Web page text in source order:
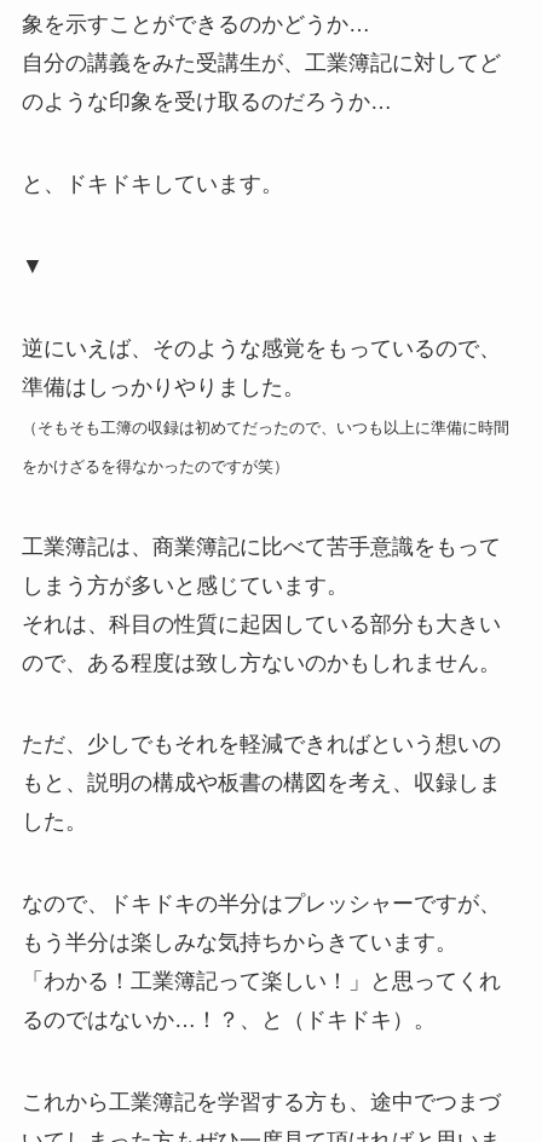
象を示すことができるのかどうか…
自分の講義をみた受講生が、工業簿記に対してど
のような印象を受け取るのだろうか…
と、ドキドキしています。
▼
逆にいえば、そのような感覚をもっているので、
準備はしっかりやりました。
（そもそも工簿の収録は初めてだったので、いつも以上に準備に時間
をかけざるを得なかったのですが笑）
工業簿記は、商業簿記に比べて苦手意識をもって
しまう方が多いと感じています。
それは、科目の性質に起因している部分も大きい
ので、ある程度は致し方ないのかもしれません。
ただ、少しでもそれを軽減できればという想いの
もと、説明の構成や板書の構図を考え、収録しま
した。
なので、ドキドキの半分はプレッシャーですが、
もう半分は楽しみな気持ちからきています。
「わかる！工業簿記って楽しい！」と思ってくれ
るのではないか…！？、と（ドキドキ）。
これから工業簿記を学習する方も、途中でつまづ